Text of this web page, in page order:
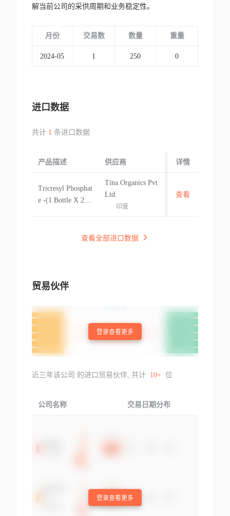
解当前公司的采供周期和业务稳定性。
月份 交易数 数量 重量
2024-05 1 250 0
进口数据
共计 1 条进口数据
产品描述 供应商 起运国/地区
详情
Tricresyl Phosphat
e -(1 Bottle X 250
Tina Organics Pvt
Ltd.
印度
印度
查看
查看全部进口数据
贸易伙伴
登录查看更多
近三年该公司 的进口贸易伙伴, 共计 10+ 位
公司名称 交易日期分布
登录查看更多